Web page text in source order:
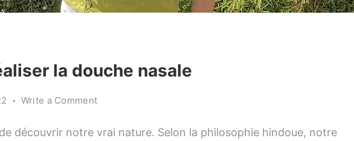
la douche nasale
Write a Commenton
réaliser
découvrir notre vrai nature. Selon la philosophie hindoue, notre